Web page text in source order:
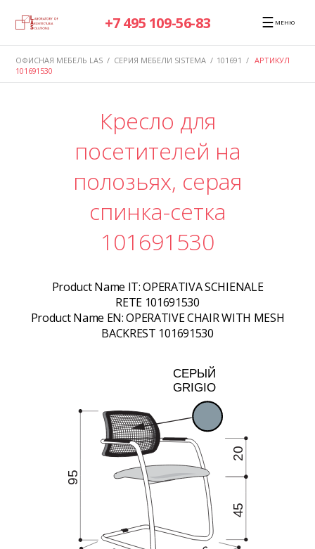
+7 495 109-56-83 ☰ МЕНЮ
ОФИСНАЯ МЕБЕЛЬ LAS / СЕРИЯ МЕБЕЛИ SISTEMA / 101691 / АРТИКУЛ
101691530
Кресло для
посетителей на
полозьях, серая
спинка-сетка
101691530
Product Name IT:OPERATIVA SCHIENALE
RETE 101691530
Product Name EN:OPERATIVE CHAIR WITH MESH
BACKREST 101691530